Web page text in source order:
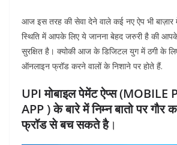
आज इस तरह की सेवा देने वाले कई नए ऐप भी
स्थिति में आपके लिए ये जानना बेहद जरुरी है की
सुरक्षित है। क्योकी आज के डिजिटल युग में ठगी के लिए
ऑनलाइन फ्रॉड करने वालों के निशाने पर होते हैं.
UPI मोबाइल पेमेंट ऐप्स (MOBILE
APP ) के बारे में निम्न बातो पर
फ्रॉड से बच सकते है।